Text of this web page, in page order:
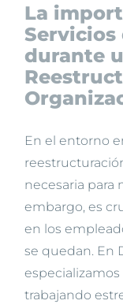
La
durante
En el entorno
necesaria para
embargo, es
en los
se quedan. En
trabajando